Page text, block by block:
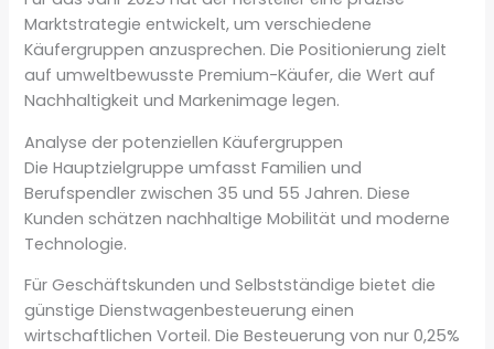
Marktstrategie entwickelt, um verschiedene
Käufergruppen anzusprechen. Die Positionierung zielt
auf umweltbewusste Premium-Käufer, die Wert auf
Nachhaltigkeit und Markenimage legen.
Analyse der potenziellen Käufergruppen
Die Hauptzielgruppe umfasst Familien und
Berufspendler zwischen 35 und 55 Jahren. Diese
Kunden schätzen nachhaltige Mobilität und moderne
Technologie.
Für Geschäftskunden und Selbstständige bietet die
günstige Dienstwagenbesteuerung einen
wirtschaftlichen Vorteil. Die Besteuerung von nur 0,25%